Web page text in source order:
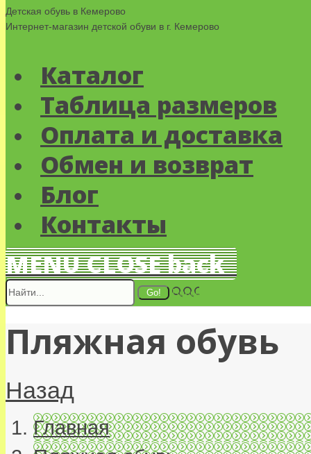
Детская обувь в Кемерово
Интернет-магазин детской обуви в г. Кемерово
Каталог
Таблица размеров
Оплата и доставка
Обмен и возврат
Блог
Контакты
MENUCLOSEback
Поиск
Пляжная обувь
Назад
Главная